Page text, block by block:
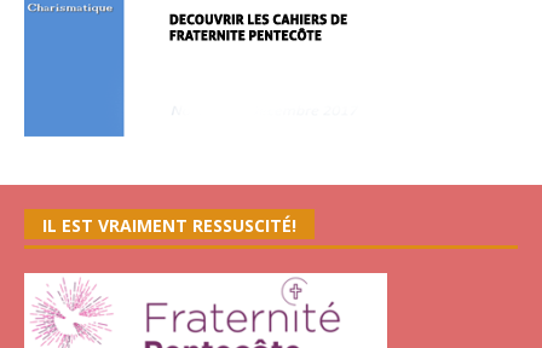
IL EST VRAIMENT RESSUSCITÉ!